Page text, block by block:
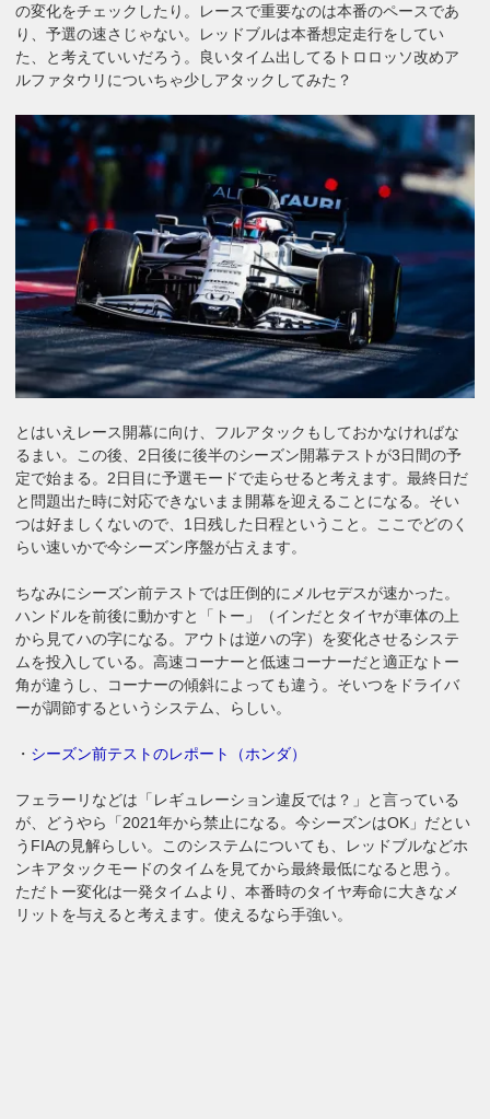
の変化をチェックしたり。レースで重要なのは本番のペースであ
り、予選の速さじゃない。レッドブルは本番想定走行をしてい
た、と考えていいだろう。良いタイム出してるトロロッソ改めア
ルファタウリについちゃ少しアタックしてみた？
とはいえレース開幕に向け、フルアタックもしておかなければな
るまい。この後、2日後に後半のシーズン開幕テストが3日間の予
定で始まる。2日目に予選モードで走らせると考えます。最終日だ
と問題出た時に対応できないまま開幕を迎えることになる。そい
つは好ましくないので、1日残した日程ということ。ここでどのく
らい速いかで今シーズン序盤が占えます。
ちなみにシーズン前テストでは圧倒的にメルセデスが速かった。
ハンドルを前後に動かすと「トー」（インだとタイヤが車体の上
から見てハの字になる。アウトは逆ハの字）を変化させるシステ
ムを投入している。高速コーナーと低速コーナーだと適正なトー
角が違うし、コーナーの傾斜によっても違う。そいつをドライバ
ーが調節するというシステム、らしい。
・ シーズン前テストのレポート（ホンダ）
フェラーリなどは「レギュレーション違反では？」と言っている
が、どうやら「2021年から禁止になる。今シーズンはOK」だとい
うFIAの見解らしい。このシステムについても、レッドブルなどホ
ンキアタックモードのタイムを見てから最終最低になると思う。
ただトー変化は一発タイムより、本番時のタイヤ寿命に大きなメ
リットを与えると考えます。使えるなら手強い。